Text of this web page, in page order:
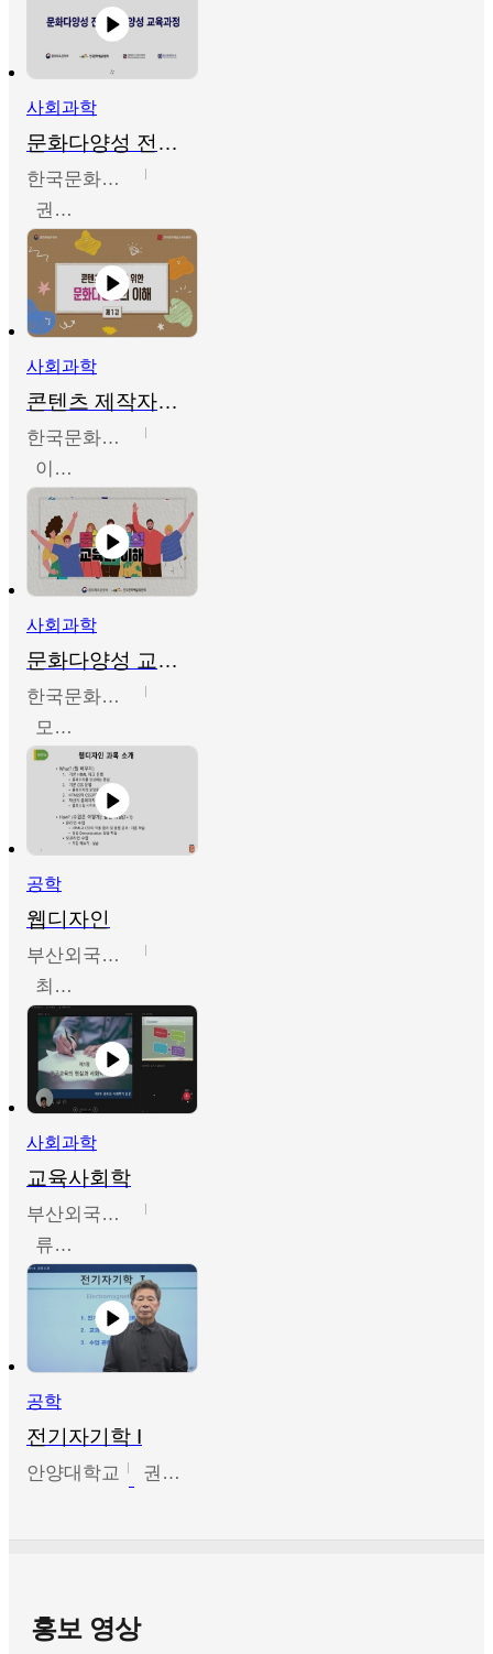
사회과학
문화다양성 전문인력 양성 기본과정 - 문화다양성의 이해
한국문화예술교육진흥원
권숙인 외 8명
사회과학
콘텐츠 제작자를 위한 문화다양성의 이해
한국문화예술교육진흥원
이성민
사회과학
문화다양성 교육의 이해
한국문화예술교육진흥원
모경환,성상환,정문성
공학
웹디자인
부산외국어대학교
최진오
사회과학
교육사회학
부산외국어대학교
류영철
공학
전기자기학 I
안양대학교 권원현
홍보 영상